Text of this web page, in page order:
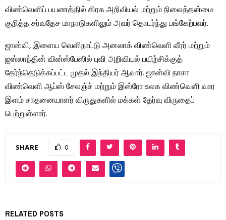
விண்வெளிப் பயணத்தில் கிரக அறிவியல் மற்றும் நிலைத்தன்மை
குறித்த சர்வதேச மாநாடுகளிலும் அவர் தொடர்ந்து பங்கேற்பவர்.
ஜான்வி, இளைய வெளிநாட்டு அனலாக் விண்வெளி வீரர் மற்றும்
ஐஸ்லாந்தின் வின்ஸ்பேஸில் புவி அறிவியல் பயிற்சிக்குத்
தேர்ந்தெடுக்கப்பட்ட முதல் இந்தியர் ஆவார். ஜான்வி நாசா
விண்வெளி ஆப்ஸ் சேலஞ்ச் மற்றும் இஸ்ரோ உலக விண்வெளி வார
இளம் சாதனையாளர் விருதுகளில் மக்கள் தேர்வு விருதைப்
பெற்றுள்ளார்.
SHARE 0
RELATED POSTS